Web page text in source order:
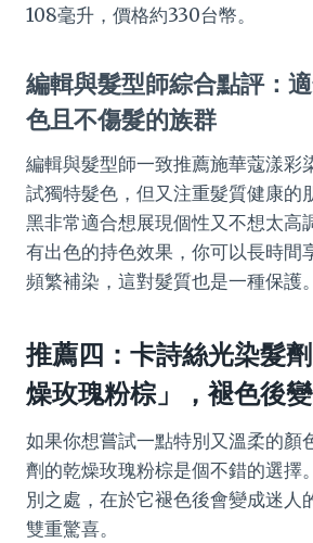
108毫升，價格約330台幣。
編輯與髮型師綜合點評：
色且不傷髮的族群
編輯與髮型師一致推薦施華蔻漾彩
試獨特髮色，但又注重髮質健康的
黑非常適合想展現個性又不想太高
有出色的持色效果，你可以長時間
頻繁補染，這對髮質也是一種保護。
推薦四：卡詩絲光染髮
燥玫瑰粉棕」，褪色後
如果你想嘗試一點特別又溫柔的顏
劑的乾燥玫瑰粉棕是個不錯的選擇
別之處，在於它褪色後會變成迷人
雙重驚喜。